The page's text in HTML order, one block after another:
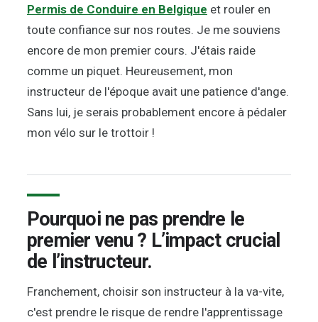
Permis de Conduire en Belgique et rouler en
toute confiance sur nos routes. Je me souviens
encore de mon premier cours. J'étais raide
comme un piquet. Heureusement, mon
instructeur de l'époque avait une patience d'ange.
Sans lui, je serais probablement encore à pédaler
mon vélo sur le trottoir !
Pourquoi ne pas prendre le
premier venu ? L’impact crucial
de l’instructeur.
Franchement, choisir son instructeur à la va-vite,
c'est prendre le risque de rendre l'apprentissage